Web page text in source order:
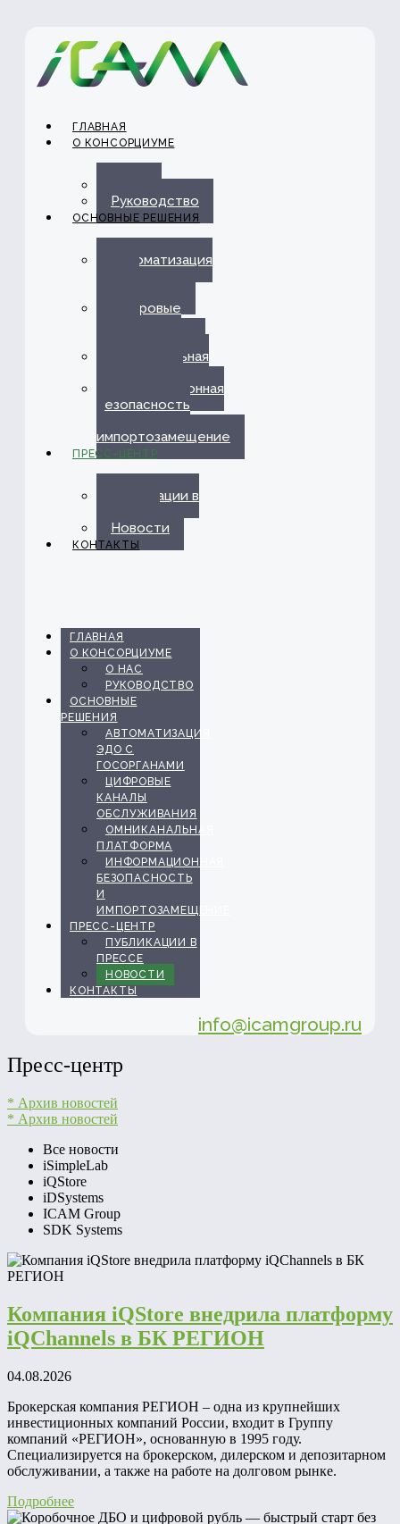
ГЛАВНАЯ
О КОНСОРЦИУМЕ
Руководство
ОСНОВНЫЕ РЕШЕНИЯ
Автоматизация
Цифровые
Омниканальная
Информационная
безопасность
импортозамещение
ПРЕСС-ЦЕНТР
Публикации в
Новости
КОНТАКТЫ
ГЛАВНАЯ
О КОНСОРЦИУМЕ
О НАС
РУКОВОДСТВО
ОСНОВНЫЕ
РЕШЕНИЯ
АВТОМАТИЗАЦИЯ
ЭДО С
ГОСОРГАНАМИ
ЦИФРОВЫЕ
КАНАЛЫ
ОБСЛУЖИВАНИЯ
ОМНИКАНАЛЬНАЯ
ПЛАТФОРМА
ИНФОРМАЦИОННАЯ
БЕЗОПАСНОСТЬ
И
ИМПОРТОЗАМЕЩЕНИЕ
ПРЕСС-ЦЕНТР
ПУБЛИКАЦИИ В
ПРЕССЕ
НОВОСТИ
КОНТАКТЫ
info@icamgroup.ru
Пресс-центр
* Архив новостей
* Архив новостей
Все новости
iSimpleLab
iQStore
iDSystems
ICAM Group
SDK Systems
Компания iQStore внедрила платформу
iQChannels в БК РЕГИОН
04.08.2026
Брокерская компания РЕГИОН – одна из крупнейших
инвестиционных компаний России, входит в Группу
компаний «РЕГИОН», основанную в 1995 году.
Специализируется на брокерском, дилерском и депозитарном
обслуживании, а также на работе на долговом рынке.
Подробнее